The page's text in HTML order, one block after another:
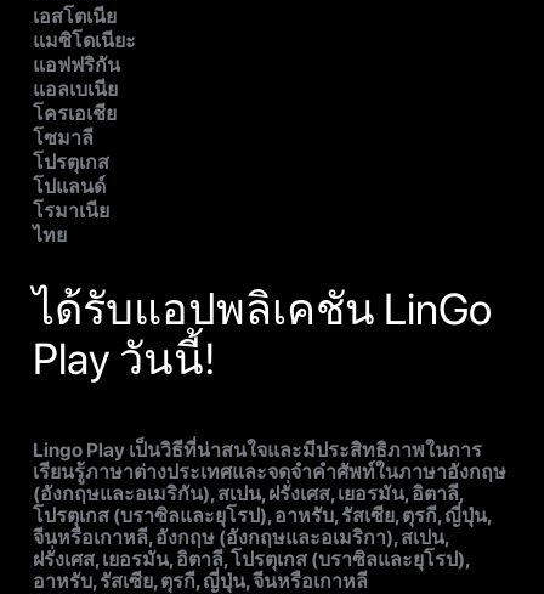
เอสโตเนีย
แมซิโดเนียะ
แอฟฟริกัน
แอลเบเนีย
โครเอเชีย
โซมาลี
โปรตุเกส
โปแลนด์
โรมาเนีย
ไทย
ได้รับแอปพลิเคชัน LinGo
Play วันนี้!
Lingo Play เป็นวิธีที่น่าสนใจและมีประสิทธิภาพในการ
เรียนรู้ภาษาต่างประเทศและจดจำคำศัพท์ในภาษาอังกฤษ
(อังกฤษและอเมริกัน), สเปน, ฝรั่งเศส, เยอรมัน, อิตาลี,
โปรตุเกส (บราซิลและยุโรป), อาหรับ, รัสเซีย, ตุรกี, ญี่ปุ่น,
จีนหรือเกาหลี, อังกฤษ (อังกฤษและอเมริกา), สเปน,
ฝรั่งเศส, เยอรมัน, อิตาลี, โปรตุเกส (บราซิลและยุโรป),
อาหรับ, รัสเซีย, ตุรกี, ญี่ปุ่น, จีนหรือเกาหลี